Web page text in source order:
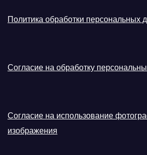
Политика обработки персональных
Согласие на обработку
Согласие на использование
изображения